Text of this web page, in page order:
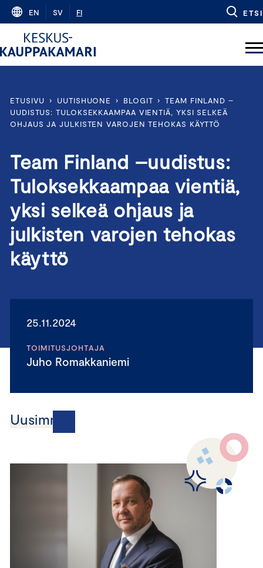
Skip
content
EN SV FI ETSI
ETUSIVU › UUTISHUONE › BLOGIT › TEAM FINLAND –
UUDISTUS: TULOKSEKKAAMPAA VIENTIÄ, YKSI SELKEÄ
OHJAUS JA JULKISTEN VAROJEN TEHOKAS KÄYTTÖ
Team Finland –uudistus:
Tuloksekkaampaa vientiä,
yksi selkeä ohjaus ja
julkisten varojen tehokas
käyttö
25.11.2024
TOIMITUSJOHTAJA
Juho Romakkaniemi
Uusimmat